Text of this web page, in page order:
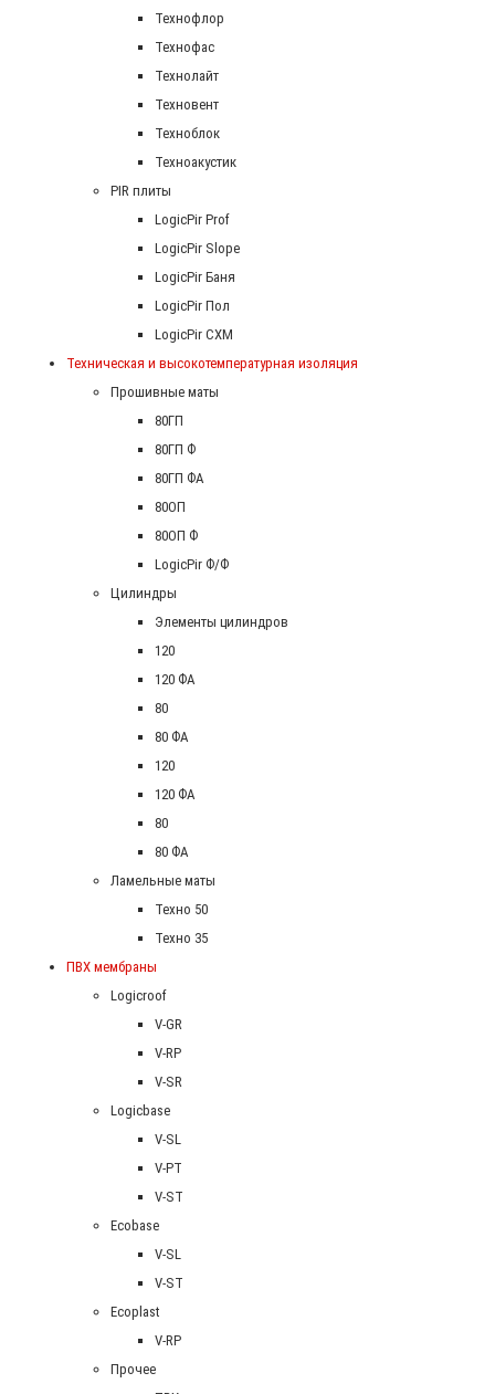
Технофлор
Технофас
Технолайт
Техновент
Техноблок
Техноакустик
PIR плиты
LogicPir Prof
LogicPir Slope
LogicPir Баня
LogicPir Пол
LogicPir СХМ
Техническая и высокотемпературная изоляция
Прошивные маты
80ГП
80ГП Ф
80ГП ФА
80ОП
80ОП Ф
LogicPir Ф/Ф
Цилиндры
Элементы цилиндров
120
120 ФА
80
80 ФА
120
120 ФА
80
80 ФА
Ламельные маты
Техно 50
Техно 35
ПВХ мембраны
Logicroof
V-GR
V-RP
V-SR
Logicbase
V-SL
V-PT
V-ST
Ecobase
V-SL
V-ST
Ecoplast
V-RP
Прочее